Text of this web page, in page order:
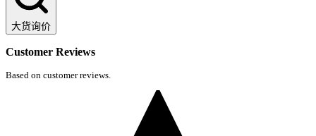
大货询价
Customer Reviews
Based on customer reviews.